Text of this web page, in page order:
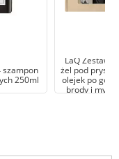
szampon
250ml
LaQ Zestaw:
żel pod
olejek po
brody i